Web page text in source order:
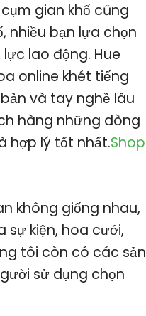
gian khổ cũng
nhiều bạn lựa chọn
lao động. Hue
online khét tiếng
và tay nghề lâu
hàng những dòng
hợp lý tốt nhất.Shop
không giống nhau,
sự kiện, hoa cưới,
tôi còn có các sản
sử dụng chọn